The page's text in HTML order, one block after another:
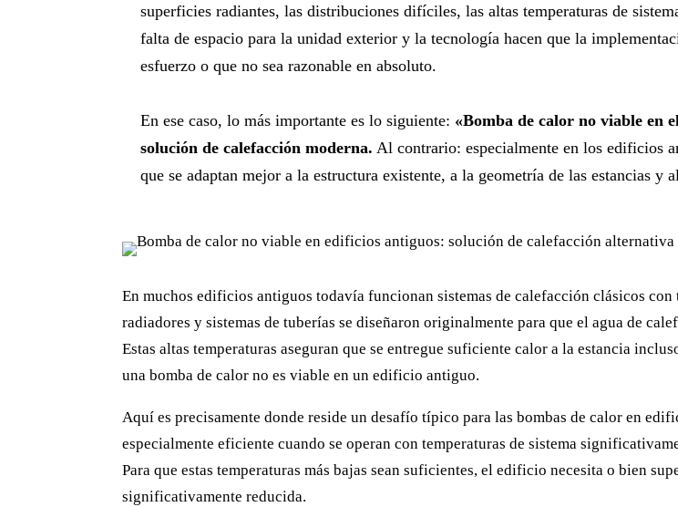
superficies radiantes, las distribuciones difíciles, las altas temperaturas de
falta de espacio para la unidad exterior y la tecnología hacen que la
esfuerzo o que no sea razonable en absoluto.
En ese caso, lo más importante es lo siguiente: «Bomba de calor no viable en
solución de calefacción moderna. Al contrario: especialmente en los edificios
que se adaptan mejor a la estructura existente, a la geometría de las estancias y
En muchos edificios antiguos todavía funcionan sistemas de calefacción clásicos
radiadores y sistemas de tuberías se diseñaron originalmente para que el agua de
Estas altas temperaturas aseguran que se entregue suficiente calor a la estancia
una bomba de calor no es viable en un edificio antiguo.
Aquí es precisamente donde reside un desafío típico para las bombas de calor en
especialmente eficiente cuando se operan con temperaturas de sistema
Para que estas temperaturas más bajas sean suficientes, el edificio necesita o bien
significativamente reducida.